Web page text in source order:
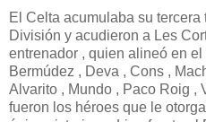
El Celta acumulaba su tercera
División y acudieron a Les
entrenador , quien alineó en
Bermúdez , Deva , Cons ,
Alvarito , Mundo , Paco Roig ,
fueron los héroes que le